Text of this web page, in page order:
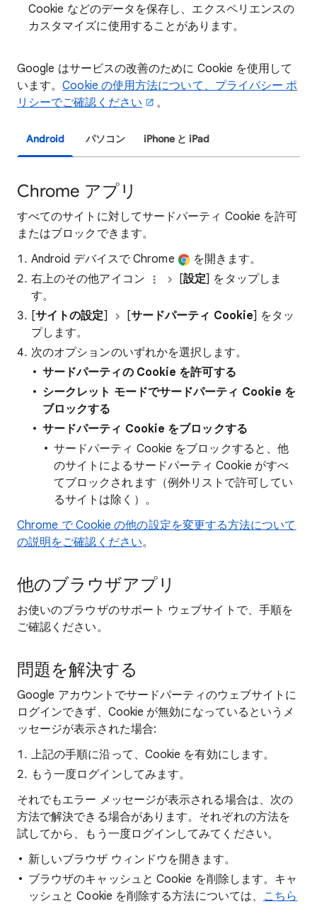
Cookie などのデータを保存し、エクスペリエンスの
カスタマイズに使用することがあります。
Google はサービスの改善のために Cookie を使用して
います。Cookie の使用方法について、プライバシー ポ
リシーでご確認ください
。
Android パソコン iPhone と iPad
Chrome アプリ
すべてのサイトに対してサードパーティ Cookie を許可
またはブロックできます。
Android デバイスで Chrome
を開きます。
右上のその他アイコン
[設定] をタップしま
す。
[サイトの設定] [サードパーティ Cookie] をタッ
プします。
次のオプションのいずれかを選択します。
サードパーティのCookie を許可する
シークレット モードでサードパーティ Cookie を
ブロックする
サードパーティ Cookie をブロックする
サードパーティ Cookie をブロックすると、他
のサイトによるサードパーティ Cookie がすべ
てブロックされます（例外リストで許可してい
るサイトは除く）。
Chrome で Cookie の他の設定を変更する方法について
の説明をご確認ください。
他のブラウザアプリ
お使いのブラウザのサポート ウェブサイトで、手順を
ご確認ください。
問題を解決する
Google アカウントでサードパーティのウェブサイトに
ログインできず、Cookie が無効になっているというメ
ッセージが表示された場合:
上記の手順に沿って、Cookie を有効にします。
もう一度ログインしてみます。
それでもエラー メッセージが表示される場合は、次の
方法で解決できる場合があります。それぞれの方法を
試してから、もう一度ログインしてみてください。
新しいブラウザ ウィンドウを開きます。
ブラウザのキャッシュと Cookie を削除します。キャ
ッシュと Cookie を削除する方法については、 こちら